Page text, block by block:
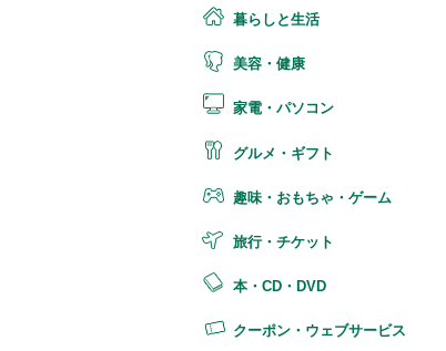
暮らしと生活
美容・健康
家電・パソコン
グルメ・ギフト
趣味・おもちゃ・ゲーム
旅行・チケット
本・CD・DVD
クーポン・ウェブサービス